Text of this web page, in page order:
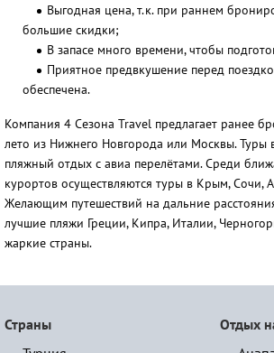
Выгодная цена, т.к. при раннем
большие скидки;
В запасе много времени, чтобы
Приятное предвкушение перед
обеспечена.
Компания 4 Сезона Travel предлагает ранее
лето из Нижнего Новгорода или Москвы. Туры
пляжный отдых с авиа перелётами. Среди
курортов осуществляются туры в Крым, Сочи,
Желающим путешествий на дальние
лучшие пляжи Греции, Кипра, Италии,
жаркие страны.
Страны
Отдых